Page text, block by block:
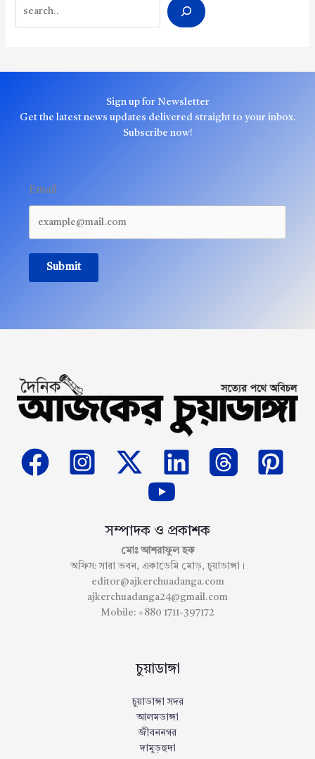
Sign up for Newsletter
Get the latest news updates delivered straight to your inbox.
Subscribe now!
Email
Submit
সম্পাদক ও প্রকাশক
মোঃ আশরাফুল হক
অফিস: সারা ভবন, একাডেমি মোড়, চুয়াডাঙ্গা।
editor@ajkerchuadanga.com
ajkerchuadanga24@gmail.com
Mobile: +880 1711-397172
চুয়াডাঙ্গা
চুয়াডাঙ্গা সদর
আলমডাঙ্গা
জীবননগর
দামুড়হুদা